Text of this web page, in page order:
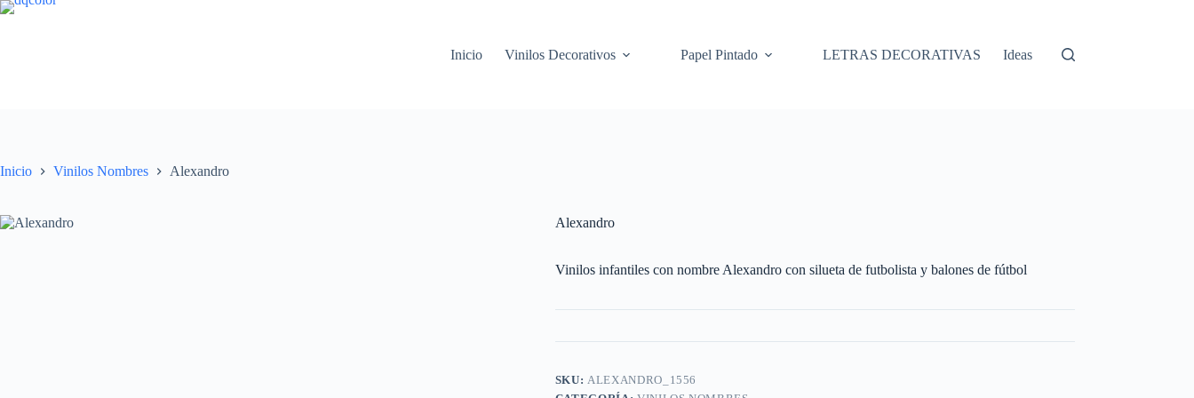
Saltar
Inicio
Vinilos Decorativos Papel Pintado LETRAS DECORATIVAS Ideas
Inicio Vinilos Nombres Alexandro
Alexandro
Vinilos infantiles con nombre Alexandro con silueta de futbolista y balones de fútbol
SKU:ALEXANDRO_1556